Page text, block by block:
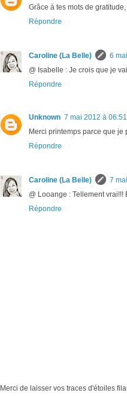
Grâce à tes mots de
Répondre
Caroline (La Belle)
6
@ Isabelle : Je crois que je
Répondre
Unknown 7 mai 2012 à 06:51
Merci printemps parce que je
Répondre
Caroline (La Belle)
7
@ Looange : Tellement
Répondre
Merci de laisser vos traces d'étoiles